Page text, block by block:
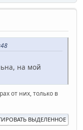
на мой
от них, только в
ВЫДЕЛЕННОЕ